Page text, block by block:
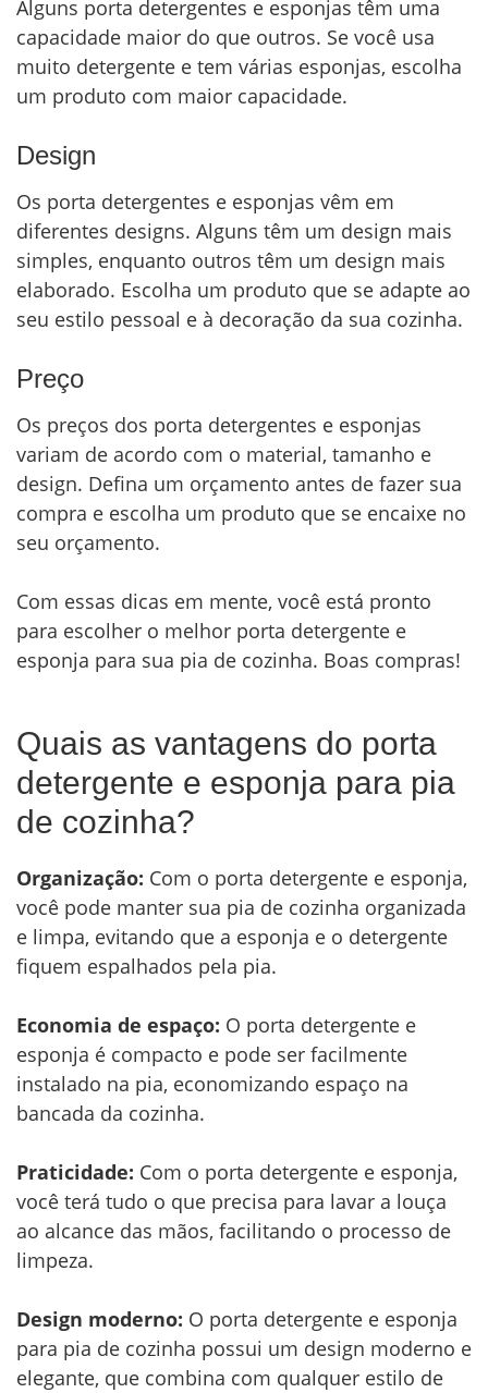
Alguns porta detergentes e esponjas têm uma
capacidade maior do que outros. Se você usa
muito detergente e tem várias esponjas, escolha
um produto com maior capacidade.
Design
Os porta detergentes e esponjas vêm em
diferentes designs. Alguns têm um design mais
simples, enquanto outros têm um design mais
elaborado. Escolha um produto que se adapte ao
seu estilo pessoal e à decoração da sua cozinha.
Preço
Os preços dos porta detergentes e esponjas
variam de acordo com o material, tamanho e
design. Defina um orçamento antes de fazer sua
compra e escolha um produto que se encaixe no
seu orçamento.
Com essas dicas em mente, você está pronto
para escolher o melhor porta detergente e
esponja para sua pia de cozinha. Boas compras!
Quais as vantagens do porta
detergente e esponja para pia
de cozinha?
Organização: Com o porta detergente e esponja,
você pode manter sua pia de cozinha organizada
e limpa, evitando que a esponja e o detergente
fiquem espalhados pela pia.
Economia de espaço: O porta detergente e
esponja é compacto e pode ser facilmente
instalado na pia, economizando espaço na
bancada da cozinha.
Praticidade: Com o porta detergente e esponja,
você terá tudo o que precisa para lavar a louça
ao alcance das mãos, facilitando o processo de
limpeza.
Design moderno: O porta detergente e esponja
para pia de cozinha possui um design moderno e
elegante, que combina com qualquer estilo de